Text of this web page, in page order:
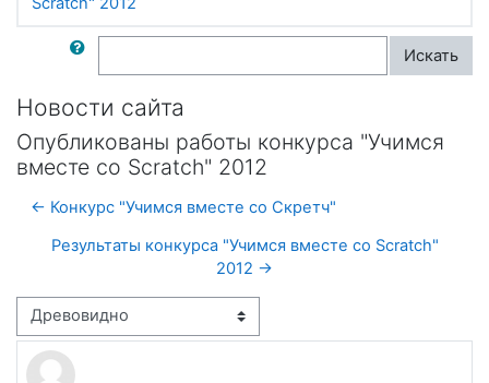
Поиск по форумам Искать
Новости сайта
Опубликованы работы конкурса "Учимся
вместе со Scratch" 2012
← Конкурс "Учимся вместе со Скретч"
Результаты конкурса "Учимся вместе со Scratch"
2012 →
Режим отображения